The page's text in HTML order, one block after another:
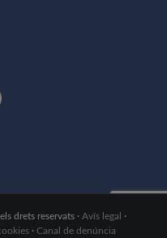
drets reservats · Avís legal
·
· Canal de denúncia